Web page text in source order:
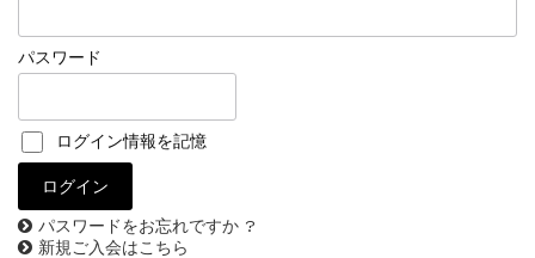
パスワード
ログイン情報を記憶
パスワードをお忘れですか ?
新規ご入会はこちら